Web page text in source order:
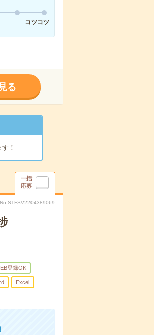
コツコツ
る
！
一括
応募
No.STFSV2204389069
登録OK
Excel